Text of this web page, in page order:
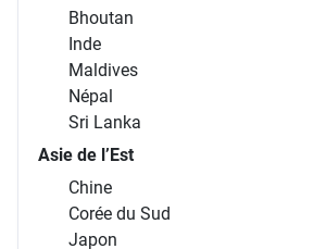
Bhoutan
Inde
Maldives
Népal
Sri Lanka
Asie de l’Est
Chine
Corée du Sud
Japon